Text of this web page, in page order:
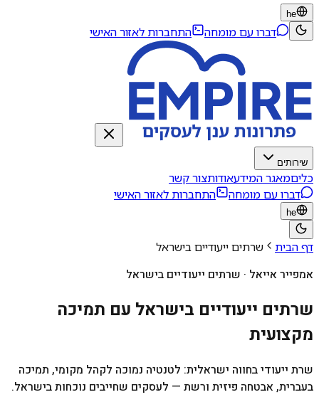
he
דברו עם מומחה התחברות לאזור האישי
שירותים
כליםמאגר המידעאודותצור קשר
דברו עם מומחה
התחברות לאזור האישי
he
דף הבית שרתים ייעודיים בישראל
אמפייר אייאל · שרתים ייעודיים בישראל
שרתים ייעודיים בישראל עם תמיכה
מקצועית
שרת ייעודי בחווה ישראלית: לטנטיה נמוכה לקהל מקומי, תמיכה
בעברית, אבטחה פיזית ורשת — לעסקים שחייבים נוכחות בישראל.